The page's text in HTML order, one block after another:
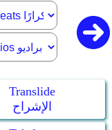
Translide
الإشراح